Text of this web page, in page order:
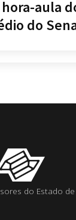
hora-aula
do
do Estado